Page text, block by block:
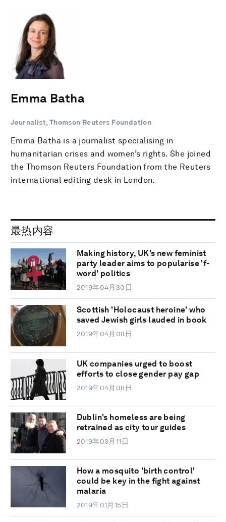
Emma Batha
Journalist, Thomson Reuters Foundation
Emma Batha is a journalist specialising in
humanitarian crises and women’s rights. She joined
the Thomson Reuters Foundation from the Reuters
international editing desk in London.
最热内容
Making history, UK's new feminist
party leader aims to popularise 'f-
word' politics
2019年04月30日
Scottish 'Holocaust heroine' who
saved Jewish girls lauded in book
2019年04月08日
UK companies urged to boost
efforts to close gender pay gap
2019年04月08日
Dublin's homeless are being
retrained as city tour guides
2019年03月11日
How a mosquito 'birth control'
could be key in the fight against
malaria
2019年01月15日